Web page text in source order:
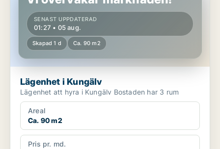
SENAST UPPDATERAD
01:27 • 05 aug.
Skapad 1 d Ca. 90 m2
Lägenhet i Kungälv
Lägenhet att hyra i Kungälv Bostaden har 3 rum
Areal
Ca. 90 m2
Pris pr. md.